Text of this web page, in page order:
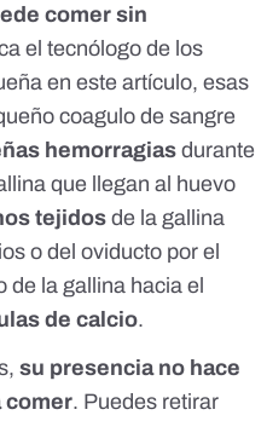
comer sin
el tecnólogo de los
en este artículo, esas
coagulo de sangre
hemorragiasdurante
que llegan al huevo
tejidosde la gallina
o del oviducto por el
de la gallina hacia el
de calcio.
su presencia no hace
comer. Puedes retirar